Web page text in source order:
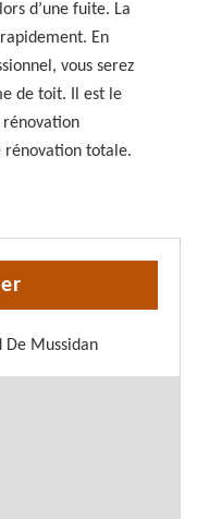
d’une fuite. La
En
vous serez
de toit. Il est le
rénovation totale.
De Mussidan